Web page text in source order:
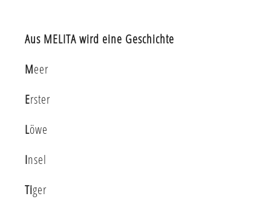
Aus MELITA wird eine Geschichte
Meer
Erster
Löwe
Insel
Tiger